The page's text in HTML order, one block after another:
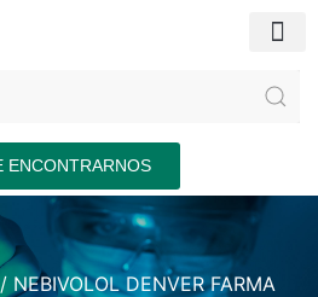
ENCONTRARNOS
/ NEBIVOLOL DENVER FARMA